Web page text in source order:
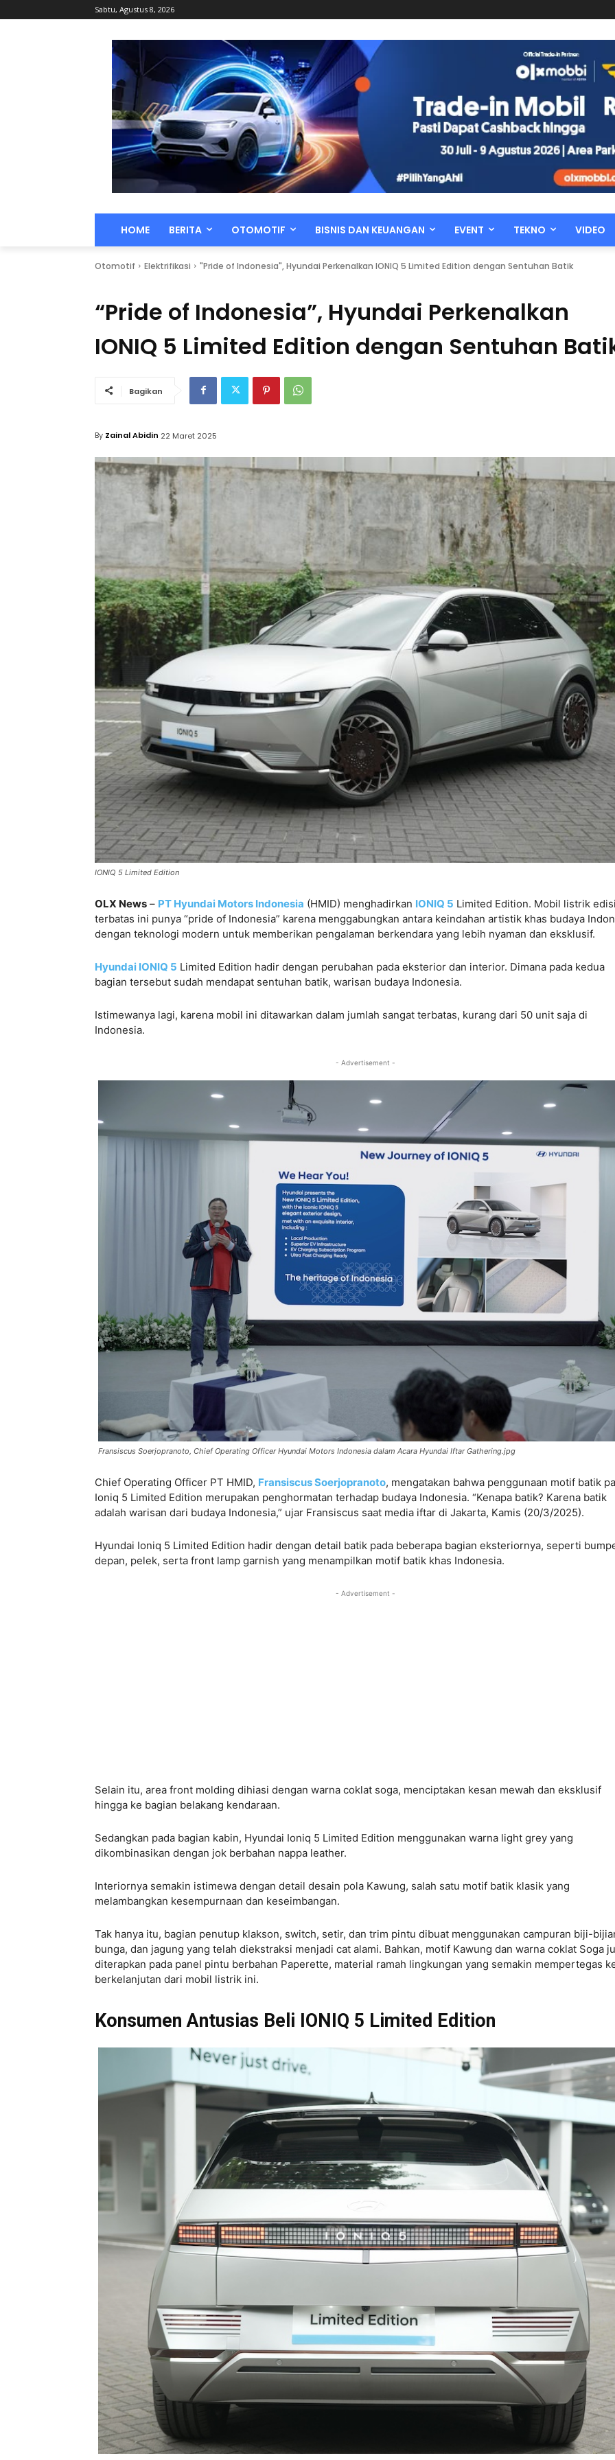
Sabtu, Agustus 8, 2026
HOME BERITA OTOMOTIF BISNIS DAN KEUANGAN EVENT TEKNO VIDEO
Otomotif Elektrifikasi "Pride of Indonesia", Hyundai Perkenalkan IONIQ 5 Limited Edition dengan Sentuhan Batik
“Pride of Indonesia”, Hyundai Perkenalkan
IONIQ 5 Limited Edition dengan Sentuhan
Bagikan
By Zainal Abidin 22 Maret 2025
IONIQ 5 Limited Edition
OLX News – PT Hyundai Motors Indonesia (HMID) menghadirkan IONIQ 5 Limited Edition. Mobil listrik
terbatas ini punya “pride of Indonesia” karena menggabungkan antara keindahan artistik khas budaya
dengan teknologi modern untuk memberikan pengalaman berkendara yang lebih nyaman dan eksklusif.
Hyundai IONIQ 5 Limited Edition hadir dengan perubahan pada eksterior dan interior. Dimana pada kedua
bagian tersebut sudah mendapat sentuhan batik, warisan budaya Indonesia.
Istimewanya lagi, karena mobil ini ditawarkan dalam jumlah sangat terbatas, kurang dari 50 unit saja di
Indonesia.
- Advertisement -
Fransiscus Soerjopranoto, Chief Operating Officer Hyundai Motors Indonesia dalam Acara Hyundai Iftar Gathering.jpg
Chief Operating Officer PT HMID, Fransiscus Soerjopranoto, mengatakan bahwa penggunaan motif batik
Ioniq 5 Limited Edition merupakan penghormatan terhadap budaya Indonesia. “Kenapa batik? Karena batik
adalah warisan dari budaya Indonesia,” ujar Fransiscus saat media iftar di Jakarta, Kamis (20/3/2025).
Hyundai Ioniq 5 Limited Edition hadir dengan detail batik pada beberapa bagian eksteriornya, seperti
depan, pelek, serta front lamp garnish yang menampilkan motif batik khas Indonesia.
- Advertisement -
Selain itu, area front molding dihiasi dengan warna coklat soga, menciptakan kesan mewah dan eksklusif
hingga ke bagian belakang kendaraan.
Sedangkan pada bagian kabin, Hyundai Ioniq 5 Limited Edition menggunakan warna light grey yang
dikombinasikan dengan jok berbahan nappa leather.
Interiornya semakin istimewa dengan detail desain pola Kawung, salah satu motif batik klasik yang
melambangkan kesempurnaan dan keseimbangan.
Tak hanya itu, bagian penutup klakson, switch, setir, dan trim pintu dibuat menggunakan campuran biji-
bunga, dan jagung yang telah diekstraksi menjadi cat alami. Bahkan, motif Kawung dan warna coklat Soga
diterapkan pada panel pintu berbahan Paperette, material ramah lingkungan yang semakin mempertegas
berkelanjutan dari mobil listrik ini.
Konsumen Antusias Beli IONIQ 5 Limited Edition